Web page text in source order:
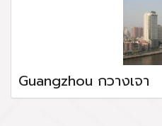
Guangzhou กวางเจา